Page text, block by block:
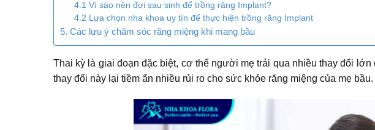
4.1 Vì sao nên đợi sau sinh để trồng răng Implant?
4.2 Lựa chọn nha khoa uy tín để thực hiện trồng răng Implant
5. Các lưu ý chăm sóc răng miệng khi mang bầu
Thai kỳ là giai đoạn đặc biệt, cơ thể người mẹ trải qua nhiều thay đổi
thay đổi này lại tiềm ẩn nhiều rủi ro cho sức khỏe răng miệng của mẹ bầu.